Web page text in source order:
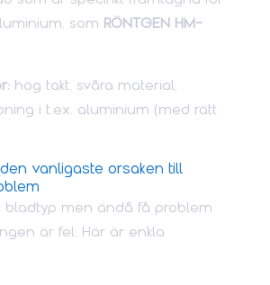
som RÖNTGEN HM-
hög takt, svåra material,
i t.ex. aluminium (med rätt
den vanligaste orsaken till
bladtyp men ändå få problem
är fel. Här är enkla